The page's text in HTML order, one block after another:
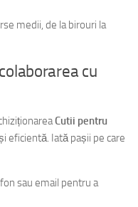
medii, de la birouri la
cu
Cutii pentru
eficientă. Iată pașii pe care
sau email pentru a